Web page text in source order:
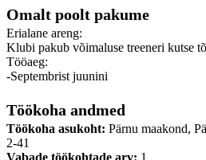
Omalt poolt pakume
Erialane areng:
Klubi pakub võimaluse treeneri kutse
Tööaeg:
-Septembrist juunini
Töökoha andmed
Töökoha asukoht: Pärnu maakond,
2-41